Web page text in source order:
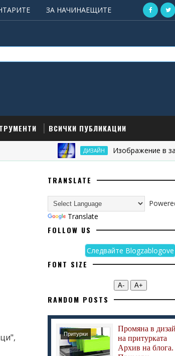
ЗА НАЧИНАЕЩИТЕ
ВСИЧКИ ПУБЛИКАЦИИ
ДИЗАЙН Изображение в
TRANSLATE
Translate
FOLLOW US
Следвайте Blogzablogove
FONT SIZE
А- А+
RANDOM POSTS
Притурки
Промяна в
на притурката
Архив на блога.